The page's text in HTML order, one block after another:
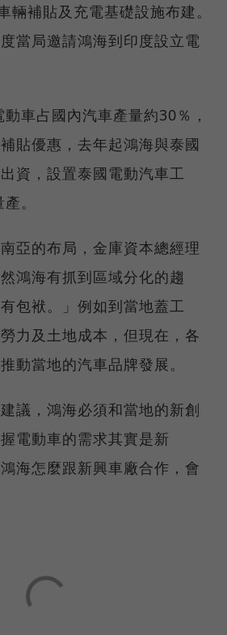
輛補貼及充電基礎設施布建。
當局邀請鴻海到印度設立電
車占國內汽車產量約30％，
貼優惠，去年起鴻海與泰國
資，設置泰國電動汽車工
。
亞的布局，金庫資本總經理
鴻海有抓到區域分化的趨
包袱。」例如到當地蓋工
力及土地成本，但現在，各
動當地的汽車品牌發展。
議，鴻海必須和當地的新創
電動車的需求其實是新
海怎麼跟新興車廠合作，會